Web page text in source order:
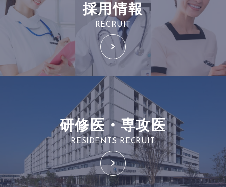
採用情報
RECRUIT
研修医・専攻医
RESIDENTS RECRUIT